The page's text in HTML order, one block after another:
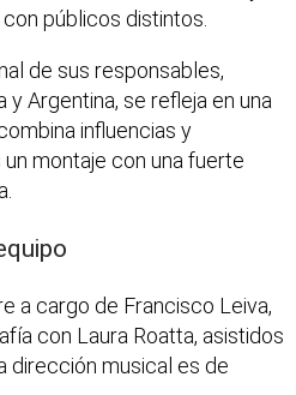
públicos distintos.
de sus responsables,
Argentina, se refleja en una
influencias y
montaje con una fuerte
a cargo de Francisco Leiva,
con Laura Roatta, asistidos
dirección musical es de